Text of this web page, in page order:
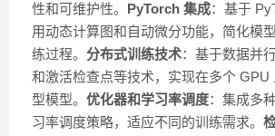
性和可维护性。 PyTorch 集成：基于
用动态计算图和自动微分功能，简化模
练过程。 分布式训练技术：基于数据并
和激活检查点等技术，实现在多个 GPU
型模型。 优化器和学习率调度：集成多
习率调度策略，适应不同的训练需求。